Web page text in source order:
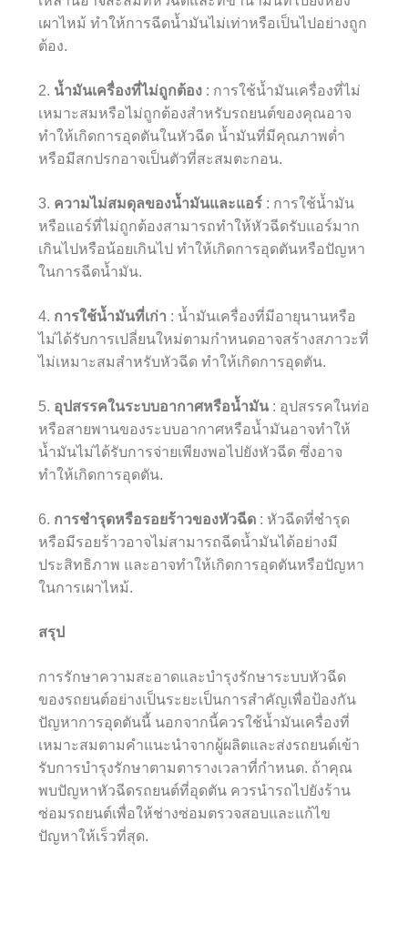
เผาไหม้ ทำให้การฉีดน้ำมันไม่เท่าหรือเป็นไปอย่างถูก
ต้อง.
2. น้ำมันเครื่องที่ไม่ถูกต้อง : การใช้น้ำมันเครื่องที่ไม่
เหมาะสมหรือไม่ถูกต้องสำหรับรถยนต์ของคุณอาจ
ทำให้เกิดการอุดตันในหัวฉีด น้ำมันที่มีคุณภาพต่ำ
หรือมีสกปรกอาจเป็นตัวที่สะสมตะกอน.
3. ความไม่สมดุลของน้ำมันและแอร์ : การใช้น้ำมัน
หรือแอร์ที่ไม่ถูกต้องสามารถทำให้หัวฉีดรับแอร์มาก
เกินไปหรือน้อยเกินไป ทำให้เกิดการอุดตันหรือปัญหา
ในการฉีดน้ำมัน.
4. การใช้น้ำมันที่เก่า : น้ำมันเครื่องที่มีอายุนานหรือ
ไม่ได้รับการเปลี่ยนใหม่ตามกำหนดอาจสร้างสภาวะที่
ไม่เหมาะสมสำหรับหัวฉีด ทำให้เกิดการอุดตัน.
5. อุปสรรคในระบบอากาศหรือน้ำมัน : อุปสรรคในท่อ
หรือสายพานของระบบอากาศหรือน้ำมันอาจทำให้
น้ำมันไม่ได้รับการจ่ายเพียงพอไปยังหัวฉีด ซึ่งอาจ
ทำให้เกิดการอุดตัน.
6. การชำรุดหรือรอยร้าวของหัวฉีด : หัวฉีดที่ชำรุด
หรือมีรอยร้าวอาจไม่สามารถฉีดน้ำมันได้อย่างมี
ประสิทธิภาพ และอาจทำให้เกิดการอุดตันหรือปัญหา
ในการเผาไหม้.
สรุป
การรักษาความสะอาดและบำรุงรักษาระบบหัวฉีด
ของรถยนต์อย่างเป็นระยะเป็นการสำคัญเพื่อป้องกัน
ปัญหาการอุดตันนี้ นอกจากนี้ควรใช้น้ำมันเครื่องที่
เหมาะสมตามคำแนะนำจากผู้ผลิตและส่งรถยนต์เข้า
รับการบำรุงรักษาตามตารางเวลาที่กำหนด. ถ้าคุณ
พบปัญหาหัวฉีดรถยนต์ที่อุดตัน ควรนำรถไปยังร้าน
ซ่อมรถยนต์เพื่อให้ช่างซ่อมตรวจสอบและแก้ไข
ปัญหาให้เร็วที่สุด.